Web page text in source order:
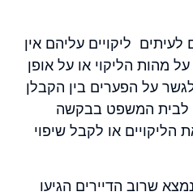
ליקויים עליהם אין
הליקוי או על אופן
על הפערים בין הקבלן
המשפט בבקשה
או לקבל שיפוי
הדיירים הגיעו